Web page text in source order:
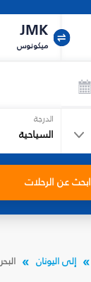
JMK
ميكونوس
الدرجة
السياحية
ابحث عن الرحلات
إلى اليونان